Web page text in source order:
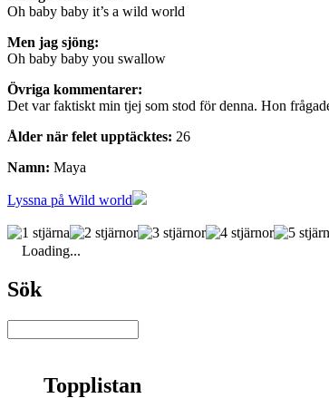
Oh baby baby it’s a wild world
Men jag sjöng:
Oh baby baby you swallow
Övriga kommentarer:
Det var faktiskt min tjej som stod för denna. Hon
Ålder när felet upptäcktes: 26
Namn: Maya
Lyssna på Wild world
Loading...
Sök
Topplistan